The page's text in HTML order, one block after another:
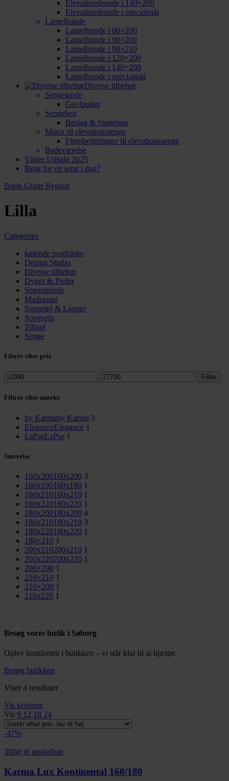
Elevationsbunde i 140×200
Elevationsbunde i specialmål
Lamelbunde
Lamelbunde i 80×200
Lamelbunde i 90×200
Lamelbunde i 90×210
Lamelbunde i 120×200
Lamelbunde i 140×200
Lamelbunde i specialmål
Diverse tilbehør
Sengegavle
Gavlpuder
Sengeben
Beslag & Støtteben
Motor til elevationssenge
Fjernbetjeninger til elevationssenge
Badeværelse
Vinter Udsalg 2025
Brug for en seng i dag?
Book Gratis Rygtest
Lilla
Categories
kølende produkter
Design Studio
Diverse tilbehør
Dyner & Puder
Sengebunde
Madrasser
Sengetøj & Lagner
Sovesofa
Tilbud
Senge
Filtrér efter pris
Mindste
pris
Højeste
pris
Filter
Filtrér efter mærke
by Karmaby Karma 3
EleganceElegance 1
LaPurLaPur 1
Størrelse
160x200160x200 3
160x190160x190 1
160x210160x210 1
160x220160x220 1
180x200180x200 4
180x210180x210 3
180x220180x220 1
180×210 1
200x210200x210 1
200x220200x220 1
200×200 1
210×210 1
210×200 1
210x220 1
Besøg vores butik i Søborg
Oplev komforten i butikken – vi står klar til at hjælpe.
Besøg butikken
Viser 4 resultaterSorteret
til
Vis kolonne
Vis 9 12 18 24
-47%
Tilføj til ønskeliste
Karma Lux Kontinental 160/180